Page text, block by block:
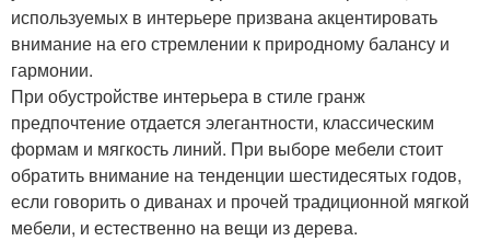
используемых в интерьере призвана акцентировать
внимание на его стремлении к природному балансу и
гармонии.
При обустройстве интерьера в стиле гранж
предпочтение отдается элегантности, классическим
формам и мягкость линий. При выборе мебели стоит
обратить внимание на тенденции шестидесятых годов,
если говорить о диванах и прочей традиционной мягкой
мебели, и естественно на вещи из дерева.